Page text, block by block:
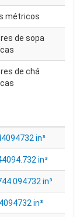
métricos
de sopa
de chá
in³
in³
in³
in³